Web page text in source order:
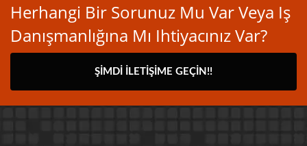
Herhangi Bir Sorunuz Mu Var Veya Iş
Danışmanlığına Mı Ihtiyacınız Var?
ŞIMDI İLETIŞIME GEÇIN!!